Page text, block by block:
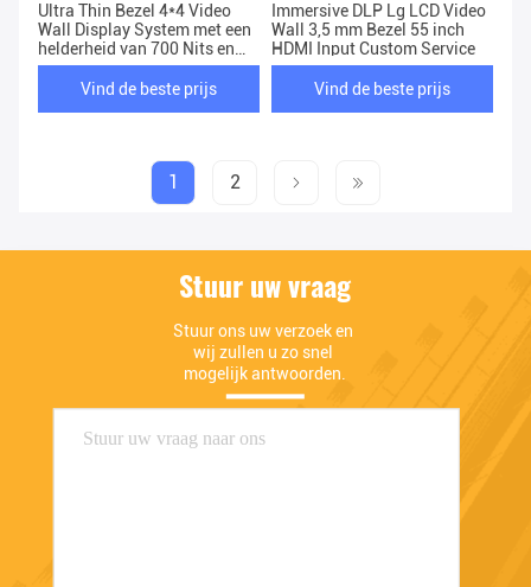
Ultra Thin Bezel 4*4 Video
Wall Display System met een
helderheid van 700 Nits en
een resolutie van 1920x1080
Vind de beste prijs
Immersive DLP Lg LCD Video
Wall 3,5 mm Bezel 55 inch
HDMI Input Custom Service
Vind de beste prijs
1 2
Stuur uw vraag
Stuur ons uw verzoek en
wij zullen u zo snel
mogelijk antwoorden.